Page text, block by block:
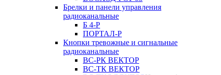
Брелки и панели управления
радиоканальные
Б 4-Р
ПОРТАЛ-Р
Кнопки тревожные и сигнальные
радиоканальные
ВС-РК ВЕКТОР
ВС-ТК ВЕКТОР